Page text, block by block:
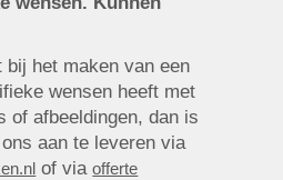
bij het maken van een
wensen heeft met
of afbeeldingen, dan is
aan te leveren via
of viaofferte